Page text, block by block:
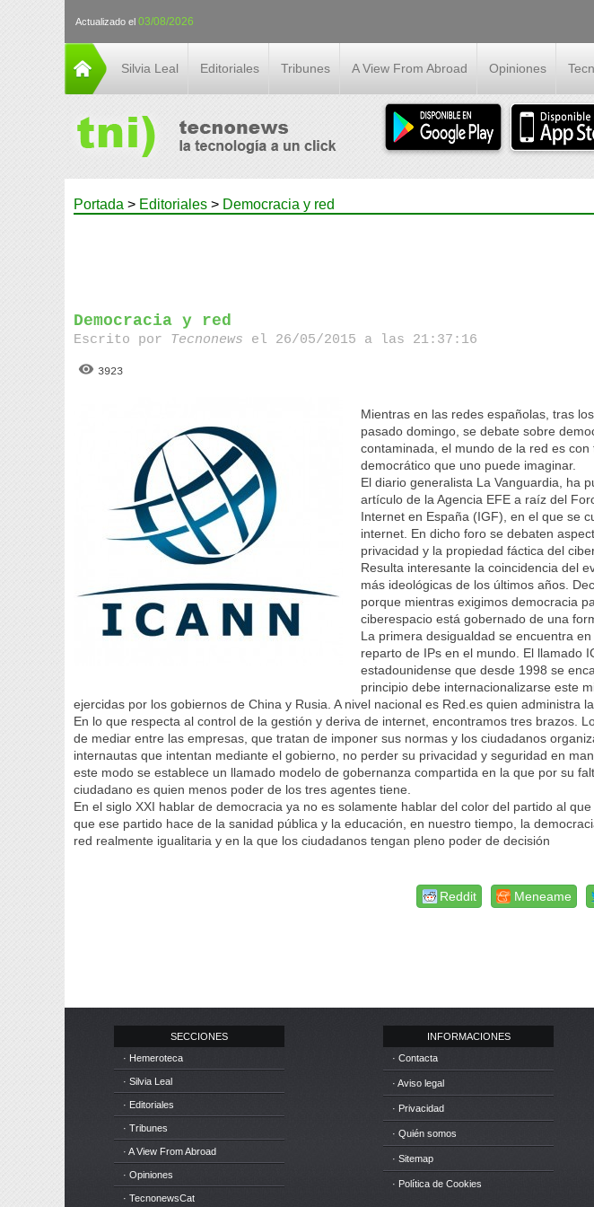
Actualizado el 03/08/2026
Silvia Leal Editoriales Tribunes A View From Abroad Opiniones
Portada > Editoriales > Democracia y red
Democracia y red
Escrito por Tecnonews el 26/05/2015 a las 21:37:16
3923
Mientras en las redes españolas, tras
pasado domingo, se debate sobre
contaminada, el mundo de la red es
democrático que uno puede imaginar.
El diario generalista La Vanguardia, ha
artículo de la Agencia EFE a raíz del
Internet en España (IGF), en el que se
internet. En dicho foro se debaten
privacidad y la propiedad fáctica del
Resulta interesante la coincidencia del
más ideológicas de los últimos años.
porque mientras exigimos democracia
ciberespacio está gobernado de una
La primera desigualdad se encuentra
reparto de IPs en el mundo. El llamado
estadounidense que desde 1998 se
principio debe internacionalizarse este
ejercidas por los gobiernos de China y Rusia. A nivel nacional es Red.es quien administra
En lo que respecta al control de la gestión y deriva de internet, encontramos tres brazos.
de mediar entre las empresas, que tratan de imponer sus normas y los ciudadanos
internautas que intentan mediante el gobierno, no perder su privacidad y seguridad en
este modo se establece un llamado modelo de gobernanza compartida en la que por su
ciudadano es quien menos poder de los tres agentes tiene.
En el siglo XXI hablar de democracia ya no es solamente hablar del color del partido al
que ese partido hace de la sanidad pública y la educación, en nuestro tiempo, la
red realmente igualitaria y en la que los ciudadanos tengan pleno poder de decisión
Meneame
Reddit
SECCIONES
· Hemeroteca
· Silvia Leal
· Editoriales
· Tribunes
· A View From Abroad
· Opiniones
· TecnonewsCat
INFORMACIONES
· Contacta
· Aviso legal
· Privacidad
· Quién somos
· Sitemap
· Política de Cookies